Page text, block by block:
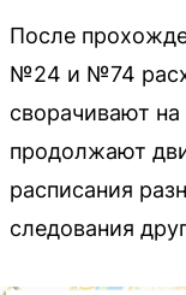
После
№24 и №74
сворачивают
продолжают
расписания
следования